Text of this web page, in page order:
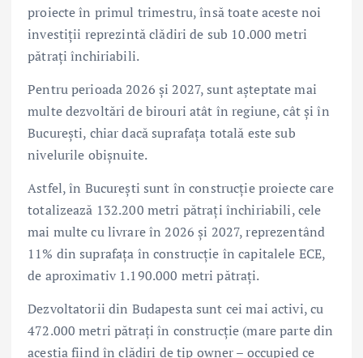
proiecte în primul trimestru, însă toate aceste noi
investiții reprezintă clădiri de sub 10.000 metri
pătrați închiriabili.
Pentru perioada 2026 și 2027, sunt așteptate mai
multe dezvoltări de birouri atât în regiune, cât și în
București, chiar dacă suprafața totală este sub
nivelurile obișnuite.
Astfel, în București sunt în construcție proiecte care
totalizează 132.200 metri pătrați închiriabili, cele
mai multe cu livrare în 2026 și 2027, reprezentând
11% din suprafața în construcție în capitalele ECE,
de aproximativ 1.190.000 metri pătrați.
Dezvoltatorii din Budapesta sunt cei mai activi, cu
472.000 metri pătrați în construcție (mare parte din
aceștia fiind în clădiri de tip owner – occupied ce